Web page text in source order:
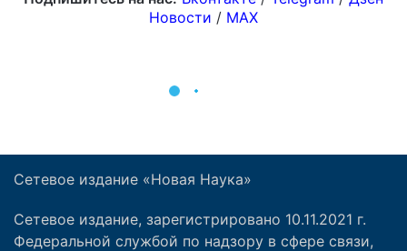
Сетевое издание «Новая Наука»
Сетевое издание, зарегистрировано 10.11.2021 г.
Федеральной службой по надзору в сфере связи,